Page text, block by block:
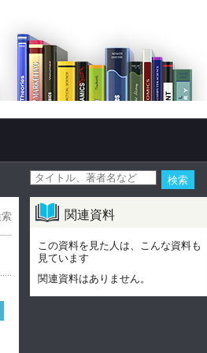
関連資料
この資料を見た人は、こんな資料も
見ています
関連資料はありません。